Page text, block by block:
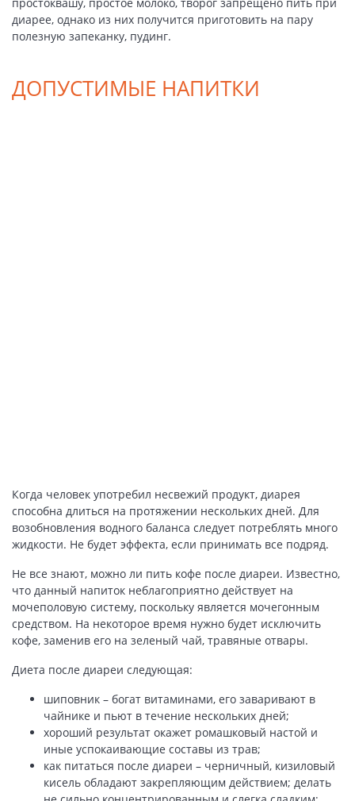
диарее, однако из них получится приготовить на пару
полезную запеканку, пудинг.
ДОПУСТИМЫЕ НАПИТКИ
Когда человек употребил несвежий продукт, диарея
способна длиться на протяжении нескольких дней. Для
возобновления водного баланса следует потреблять много
жидкости. Не будет эффекта, если принимать все подряд.
Не все знают, можно ли пить кофе после диареи. Известно,
что данный напиток неблагоприятно действует на
мочеполовую систему, поскольку является мочегонным
средством. На некоторое время нужно будет исключить
кофе, заменив его на зеленый чай, травяные отвары.
Диета после диареи следующая:
шиповник – богат витаминами, его заваривают в
чайнике и пьют в течение нескольких дней;
хороший результат окажет ромашковый настой и
иные успокаивающие составы из трав;
как питаться после диареи – черничный, кизиловый
кисель обладают закрепляющим действием; делать